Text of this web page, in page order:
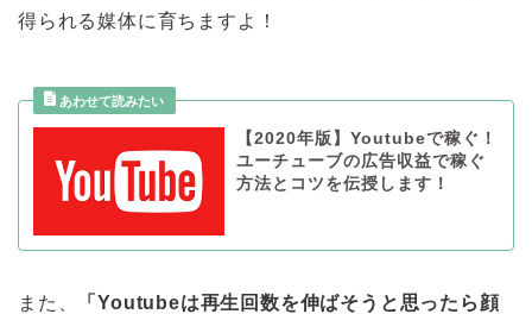
得られる媒体に育ちますよ！
【2020年版】Youtubeで稼ぐ！
ユーチューブの広告収益で稼ぐ
方法とコツを伝授します！
また、
「Youtubeは再生回数を伸ばそうと思ったら顔